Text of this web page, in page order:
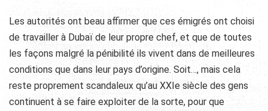
Les autorités ont beau affirmer que ces émigrés ont choisi
de travailler à Dubaï de leur propre chef, et que de toutes
les façons malgré la pénibilité ils vivent dans de meilleures
conditions que dans leur pays d’origine. Soit…, mais cela
reste proprement scandaleux qu’au XXIe siècle des gens
continuent à se faire exploiter de la sorte, pour que